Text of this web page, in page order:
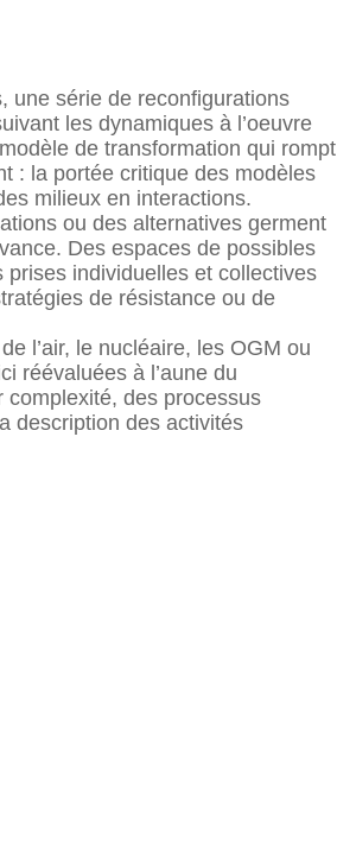
une série de reconfigurations
les dynamiques à l’oeuvre
de transformation qui rompt
: la portée critique des modèles
milieux en interactions.
ou des alternatives germent
Des espaces de possibles
prises individuelles et collectives
de résistance ou de
l’air, le nucléaire, les OGM ou
réévaluées à l’aune du
complexité, des processus
description des activités